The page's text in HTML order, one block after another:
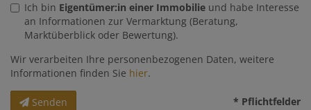
Ich bin Eigentümer:in einer Immobilie und habe Interesse
an Informationen zur Vermarktung (Beratung,
Marktüberblick oder Bewertung).
Wir verarbeiten Ihre personenbezogenen Daten, weitere
Informationen finden Sie hier.
Senden * Pflichtfelder